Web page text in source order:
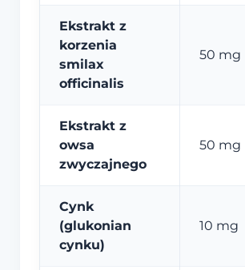
Ekstrakt z
korzenia
smilax
officinalis
50 mg
Ekstrakt z
owsa
zwyczajnego
50 mg
Cynk
(glukonian
cynku)
10 mg